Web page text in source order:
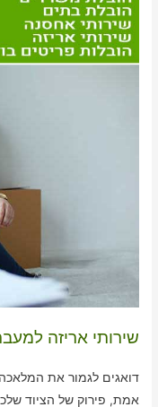
שירותי אריזה
דואגים לגמור את
אמת, פירוק של הציוד